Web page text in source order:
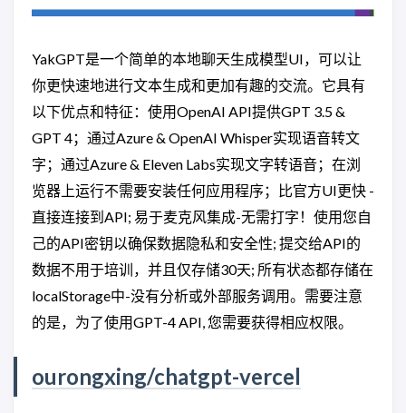
YakGPT是一个简单的本地聊天生成模型UI，可以让
你更快速地进行文本生成和更加有趣的交流。它具有
以下优点和特征：使用OpenAI API提供GPT 3.5 &
GPT 4；通过Azure & OpenAI Whisper实现语音转文
字；通过Azure & Eleven Labs实现文字转语音；在浏
览器上运行不需要安装任何应用程序；比官方UI更快 -
直接连接到API; 易于麦克风集成-无需打字！使用您自
己的API密钥以确保数据隐私和安全性; 提交给API的
数据不用于培训，并且仅存储30天; 所有状态都存储在
localStorage中-没有分析或外部服务调用。需要注意
的是，为了使用GPT-4 API, 您需要获得相应权限。
ourongxing/chatgpt-vercel